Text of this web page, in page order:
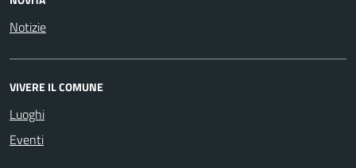
Notizie
VIVERE IL COMUNE
Luoghi
Eventi